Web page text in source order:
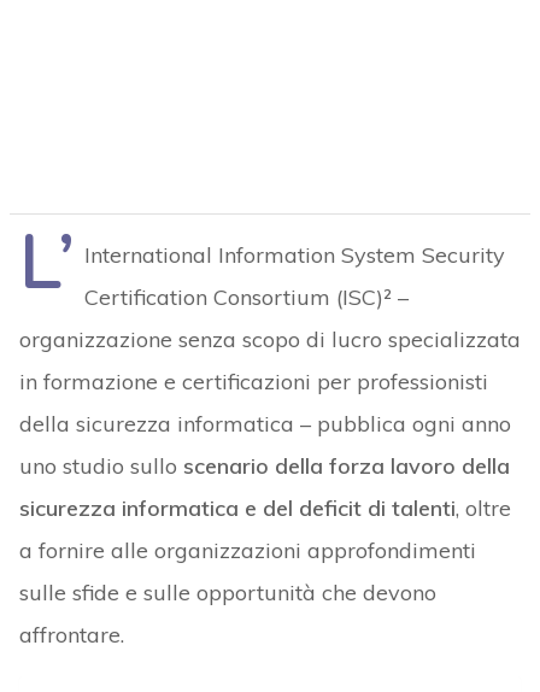
L’ International Information System Security
Certification Consortium (ISC)² –
organizzazione senza scopo di lucro specializzata
in formazione e certificazioni per professionisti
della sicurezza informatica – pubblica ogni anno
uno studio sullo scenario della forza lavoro della
sicurezza informatica e del deficit di talenti, oltre
a fornire alle organizzazioni approfondimenti
sulle sfide e sulle opportunità che devono
affrontare.